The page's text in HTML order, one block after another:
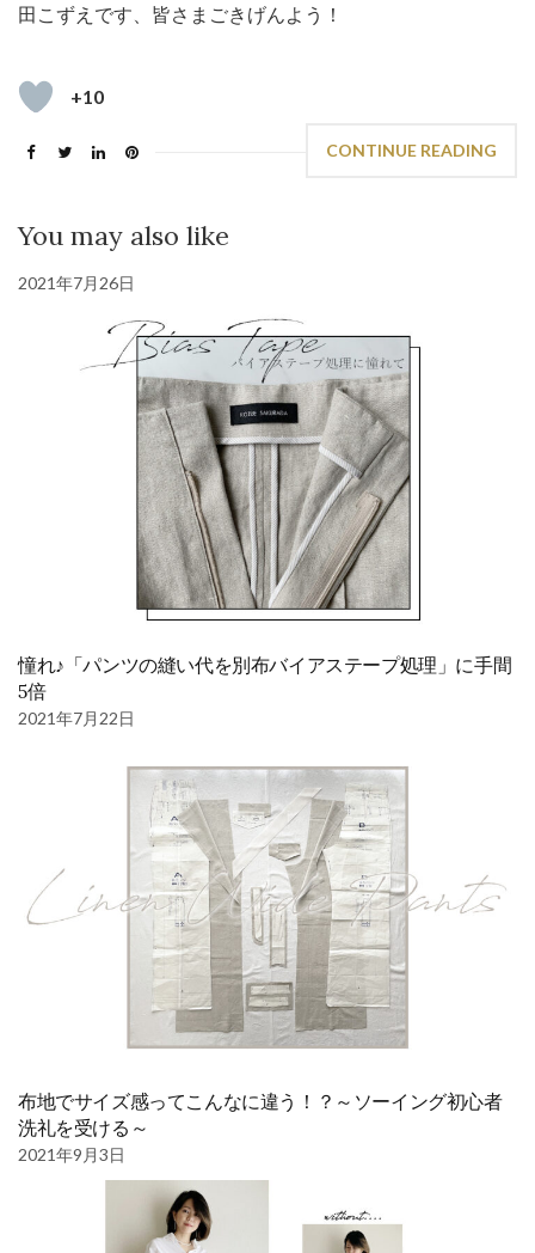
田こずえです、皆さまごきげんよう！
+10
CONTINUE READING
You may also like
2021年7月26日
憧れ♪「パンツの縫い代を別布バイアステープ処理」に手間
5倍
2021年7月22日
布地でサイズ感ってこんなに違う！？～ソーイング初心者
洗礼を受ける～
2021年9月3日